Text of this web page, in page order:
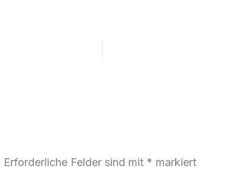
Erforderliche Felder sind mit * markiert